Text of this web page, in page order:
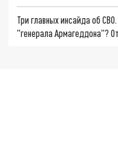
Три главных инсайда об
"генерала Армагеддона"?